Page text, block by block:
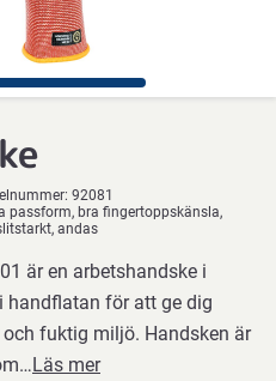
92081
passform, bra fingertoppskänsla,
andas
är en arbetshandske i
handflatan för att ge dig
fuktig miljö. Handsken är
Läs mer